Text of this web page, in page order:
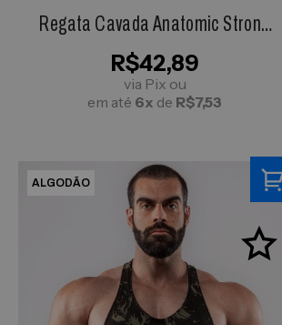
Regata Cavada Anatomic Strong
Cinza Chumbo
R$42,89
via Pix ou
em até 6x de R$7,53
ALGODÃO